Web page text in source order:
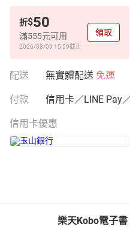
折$50
滿555元可用
2026/08/09 15:59截止
領取
配送 無實體配送 免運
付款 信用卡／LINE Pay
信用卡優惠
樂天Kobo電子書